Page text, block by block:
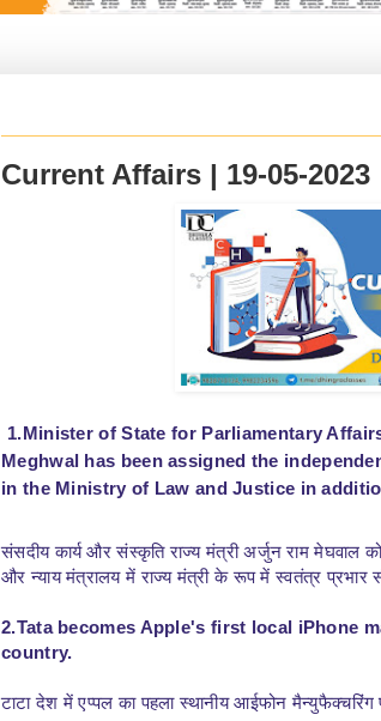
Current Affairs | 19-05-2023
1.Minister of State for Parliamentary
Meghwal has been assigned the
in the Ministry of Law and Justice in
संसदीय कार्य और संस्कृति राज्य मंत्री अर्जुन राम मेघवाल
और न्याय मंत्रालय में राज्य मंत्री के रूप में स्वतंत्र प्रभार
2.Tata becomes Apple's first local iPhone
country.
टाटा देश में एप्पल का पहला स्थानीय आईफोन मैन्युफैक्चरिंग